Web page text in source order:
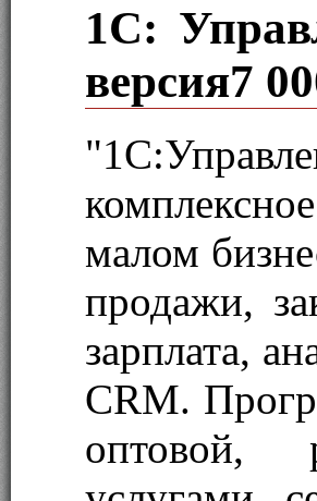
1С:
версия7
малом
продажи,
зарплата,
CRM.
оптовой,